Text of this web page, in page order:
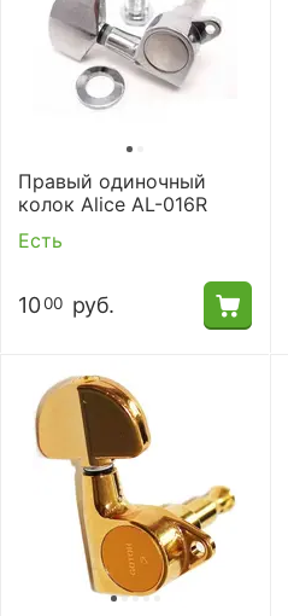
Правый одиночный
колок Alice AL-016R
Есть
1000 руб.